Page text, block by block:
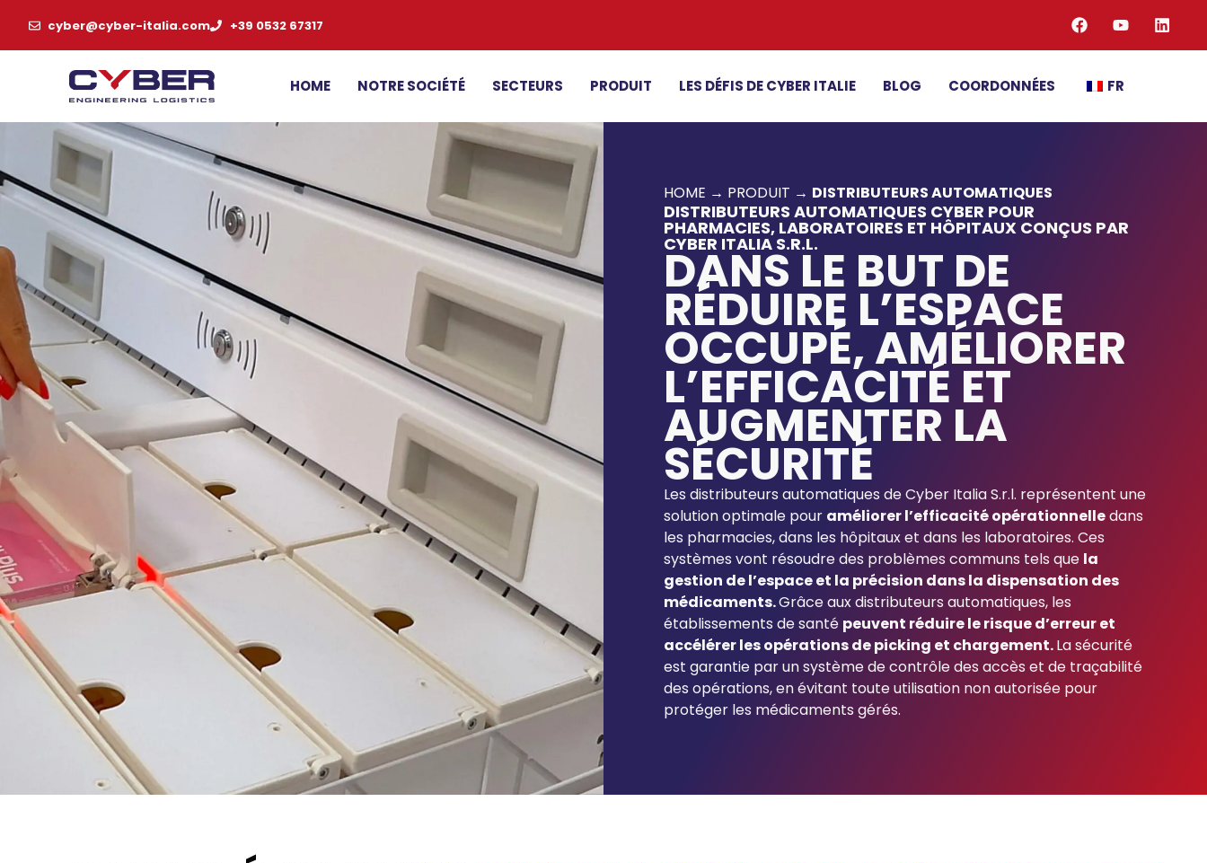
cyber@cyber-italia.com +39 0532 67317
HOME NOTRE SOCIÉTÉ SECTEURS PRODUIT LES DÉFIS DE CYBER ITALIE BLOG COORDONNÉES FR
HOME → PRODUIT → DISTRIBUTEURS AUTOMATIQUES
DISTRIBUTEURS AUTOMATIQUES CYBER POUR
PHARMACIES, LABORATOIRES ET HÔPITAUX CONÇUS PAR
CYBER ITALIA S.R.L.
DANS LE BUT DE
RÉDUIRE L’ESPACE
OCCUPÉ, AMÉLIORER
L’EFFICACITÉ ET
AUGMENTER LA
SÉCURITÉ
Les distributeurs automatiques de Cyber Italia S.r.l. représentent une
solution optimale pour améliorer l’efficacité opérationnelledans
les pharmacies, dans les hôpitaux et dans les laboratoires. Ces
systèmes vont résoudre des problèmes communs tels que la
gestion de l’espace et la précision dans la dispensation des
médicaments.Grâce aux distributeurs automatiques, les
établissements de santé peuvent réduire le risque d’erreur et
accélérer les opérations de picking et chargement.La sécurité
est garantie par un système de contrôle des accès et de traçabilité
des opérations, en évitant toute utilisation non autorisée pour
protéger les médicaments gérés.